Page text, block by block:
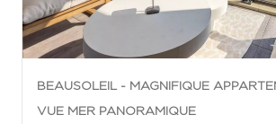
BEAUSOLEIL - MAGNIFIQUE
VUE MER PANORAMIQUE